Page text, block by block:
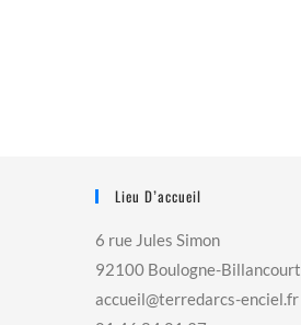
Lieu D’accueil
6 rue Jules Simon
92100 Boulogne-Billancourt
accueil@terredarcs-enciel.fr